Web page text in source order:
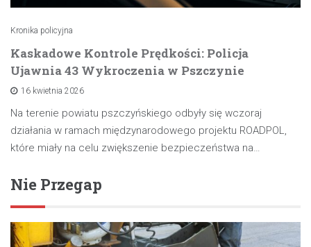
Kronika policyjna
Kaskadowe Kontrole Prędkości: Policja
Ujawnia 43 Wykroczenia w Pszczynie
16 kwietnia 2026
Na terenie powiatu pszczyńskiego odbyły się wczoraj
działania w ramach międzynarodowego projektu ROADPOL,
które miały na celu zwiększenie bezpieczeństwa na…
Nie Przegap